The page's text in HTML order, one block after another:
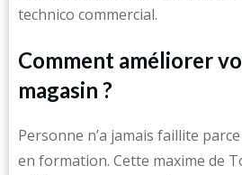
technico commercial.
Comment améliorer
magasin ?
Personne n’a jamais faillite
en formation. Cette maxime de